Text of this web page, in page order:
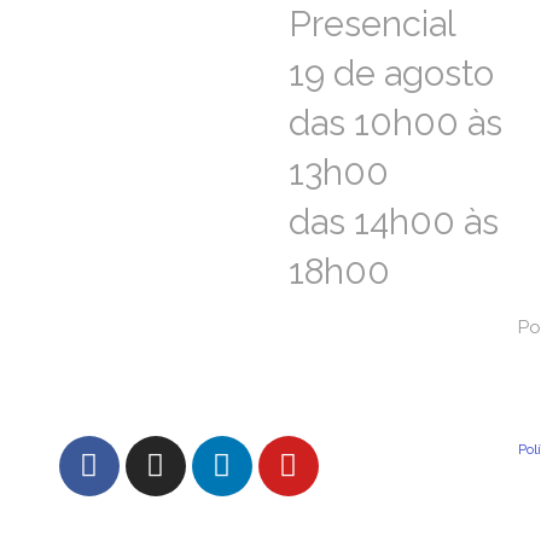
Presencial
19 de agosto
das 10h00 às
13h00
das 14h00 às
18h00
Presencial
19 de agosto
das 10h00 às
13h00
das 14h00 às
18h00